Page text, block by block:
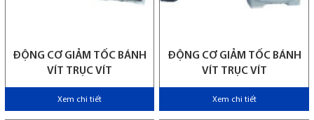
ĐỘNG CƠ GIẢM TỐC BÁNH
VÍT TRỤC VÍT
Xem chi tiết
ĐỘNG CƠ GIẢM TỐC BÁNH
VÍT TRỤC VÍT
Xem chi tiết